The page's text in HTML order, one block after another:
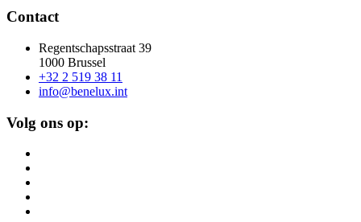
Contact
Regentschapsstraat 39
1000 Brussel
+32 2 519 38 11
info@benelux.int
Volg ons op: